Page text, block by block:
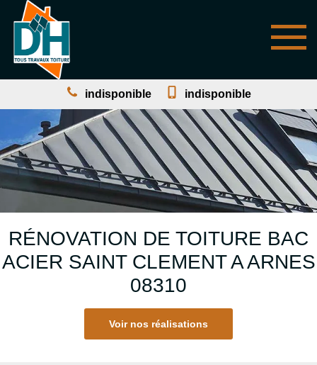
indisponible indisponible
RÉNOVATION DE TOITURE BAC
ACIER SAINT CLEMENT A ARNES
08310
Voir nos réalisations